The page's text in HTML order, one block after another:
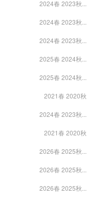
2024春 2023秋...
2024春 2023秋...
2024春 2023秋...
2025春 2024秋...
2025春 2024秋...
2021春 2020秋
2024春 2023秋...
2021春 2020秋
2026春 2025秋...
2026春 2025秋...
2026春 2025秋...